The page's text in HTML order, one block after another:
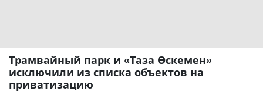
Трамвайный парк и «Таза Өскемен»
исключили из списка объектов на
приватизацию